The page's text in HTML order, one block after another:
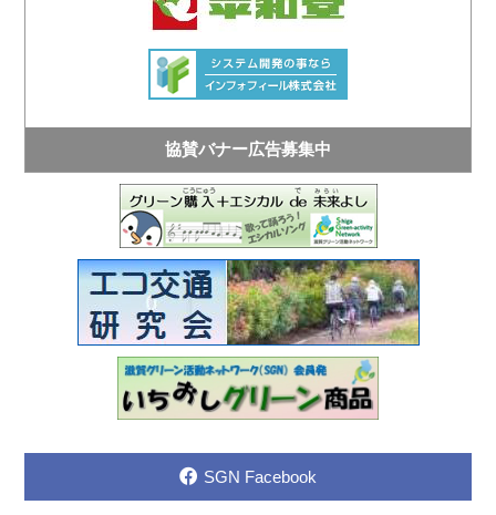
協賛バナー広告募集中
SGN Facebook